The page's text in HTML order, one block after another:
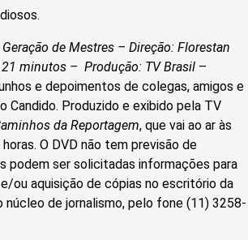
Geração de Mestres – Direção: Florestan
21 minutos – Produção: TV Brasil –
e depoimentos de colegas, amigos e
Candido. Produzido e exibido pela TV
da Reportagem, que vai ao ar às
O DVD não tem previsão de
podem ser solicitadas informações para
ou aquisição de cópias no escritório da
núcleo de jornalismo, pelo fone (11) 3258-